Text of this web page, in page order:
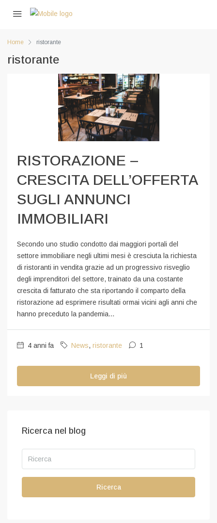
Home ristorante
ristorante
RISTORAZIONE –
CRESCITA DELL’OFFERTA
SUGLI ANNUNCI
IMMOBILIARI
Secondo uno studio condotto dai maggiori portali del
settore immobiliare negli ultimi mesi è cresciuta la richiesta
di ristoranti in vendita grazie ad un progressivo risveglio
degli imprenditori del settore, trainato da una costante
crescita di fatturato che sta riportando il comparto della
ristorazione ad esprimere risultati ormai vicini agli anni che
hanno preceduto la pandemia...
4 anni fa News, ristorante 1
Leggi di più
Ricerca nel blog
Ricerca